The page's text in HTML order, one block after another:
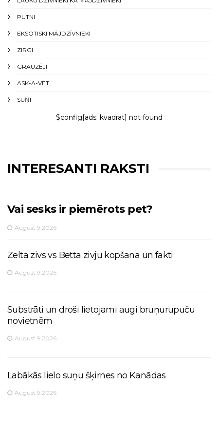
PUTNI
EKSOTISKI MĀJDZĪVNIEKI
ZIRGI
GRAUZĒJI
ASK-A-VET
SUŅI
$config[ads_kvadrat] not found
INTERESANTI RAKSTI
Vai sesks ir piemērots pet?
August 9,2026
Zelta zivs vs Betta zivju kopšana un fakti
August 9,2026
Substrāti un droši lietojami augi bruņurupuču
novietnēm
August 9,2026
Labākās lielo suņu šķirnes no Kanādas
August 9,2026